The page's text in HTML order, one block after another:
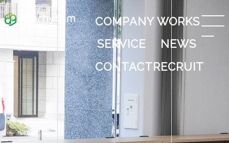
COMPANYWORKS
SERVICE
NEWS
CONTACTRECRUIT